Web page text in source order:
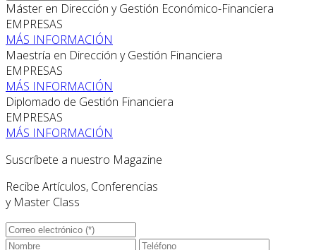
Máster en Dirección y Gestión Económico-Financiera
EMPRESAS
MÁS INFORMACIÓN
Maestría en Dirección y Gestión Financiera
EMPRESAS
MÁS INFORMACIÓN
Diplomado de Gestión Financiera
EMPRESAS
MÁS INFORMACIÓN
Suscríbete a nuestro Magazine
Recibe Artículos, Conferencias
y Master Class